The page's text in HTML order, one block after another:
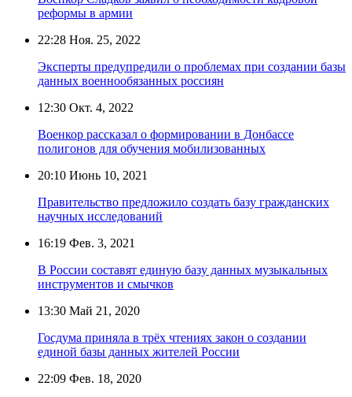
реформы в армии
22:28 Ноя. 25, 2022
Эксперты предупредили о проблемах при создании базы
данных военнообязанных россиян
12:30 Окт. 4, 2022
Военкор рассказал о формировании в Донбассе
полигонов для обучения мобилизованных
20:10 Июнь 10, 2021
Правительство предложило создать базу гражданских
научных исследований
16:19 Фев. 3, 2021
В России составят единую базу данных музыкальных
инструментов и смычков
13:30 Май 21, 2020
Госдума приняла в трёх чтениях закон о создании
единой базы данных жителей России
22:09 Фев. 18, 2020